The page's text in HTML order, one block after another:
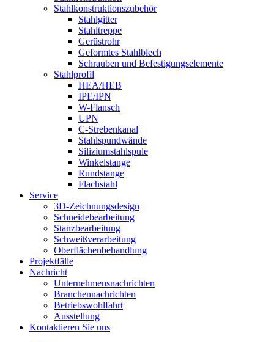
Stahlkonstruktionszubehör
Stahlgitter
Stahltreppe
Gerüstrohr
Geformtes Stahlblech
Schrauben und Befestigungselemente
Stahlprofil
HEA/HEB
IPE/IPN
W-Flansch
UPN
C-Strebenkanal
Stahlspundwände
Siliziumstahlspule
Winkelstange
Rundstange
Flachstahl
Service
3D-Zeichnungsdesign
Schneidebearbeitung
Stanzbearbeitung
Schweißverarbeitung
Oberflächenbehandlung
Projektfälle
Nachricht
Unternehmensnachrichten
Branchennachrichten
Betriebswohlfahrt
Ausstellung
Kontaktieren Sie uns